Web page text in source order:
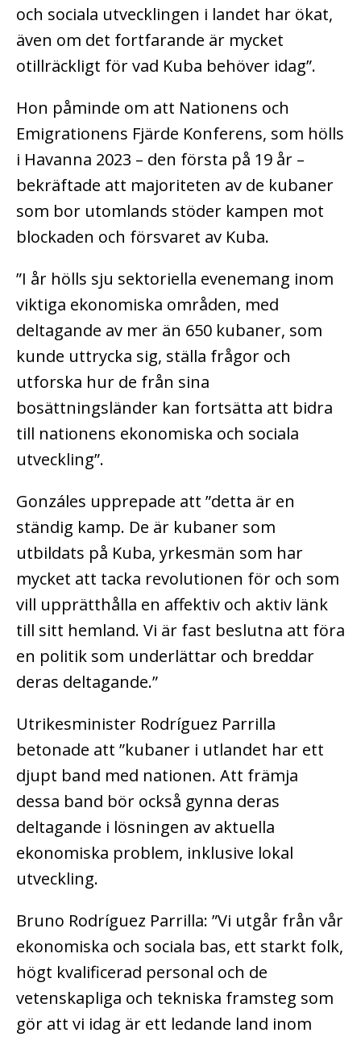
och sociala utvecklingen i landet har ökat,
även om det fortfarande är mycket
otillräckligt för vad Kuba behöver idag”.
Hon påminde om att Nationens och
Emigrationens Fjärde Konferens, som hölls
i Havanna 2023 – den första på 19 år –
bekräftade att majoriteten av de kubaner
som bor utomlands stöder kampen mot
blockaden och försvaret av Kuba.
”I år hölls sju sektoriella evenemang inom
viktiga ekonomiska områden, med
deltagande av mer än 650 kubaner, som
kunde uttrycka sig, ställa frågor och
utforska hur de från sina
bosättningsländer kan fortsätta att bidra
till nationens ekonomiska och sociala
utveckling”.
Gonzáles upprepade att ”detta är en
ständig kamp. De är kubaner som
utbildats på Kuba, yrkesmän som har
mycket att tacka revolutionen för och som
vill upprätthålla en affektiv och aktiv länk
till sitt hemland. Vi är fast beslutna att föra
en politik som underlättar och breddar
deras deltagande.”
Utrikesminister Rodríguez Parrilla
betonade att ”kubaner i utlandet har ett
djupt band med nationen. Att främja
dessa band bör också gynna deras
deltagande i lösningen av aktuella
ekonomiska problem, inklusive lokal
utveckling.
Bruno Rodríguez Parrilla: ”Vi utgår från vår
ekonomiska och sociala bas, ett starkt folk,
högt kvalificerad personal och de
vetenskapliga och tekniska framsteg som
gör att vi idag är ett ledande land inom